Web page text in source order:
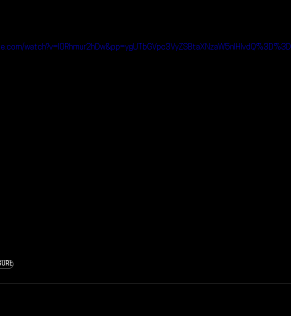
watch?v=I0Rhmur2hDw&pp=ygUTbGVpc3VyZSBtaXNzaW5nIHlvdQ%3D%3D